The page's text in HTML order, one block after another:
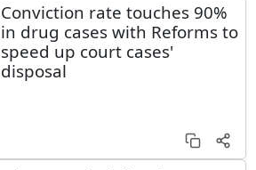
Conviction rate touches 90%
in drug cases with Reforms to
speed up court cases'
disposal